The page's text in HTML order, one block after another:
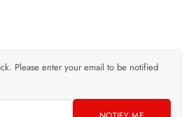
Please enter your email to be notified